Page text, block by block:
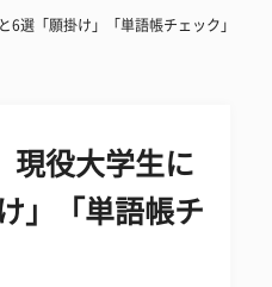
選「願掛け」「単語帳チェック」
役大学生に
」「単語帳チ